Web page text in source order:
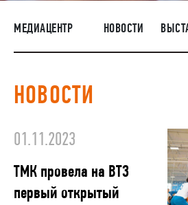
ПОСТАВЩИКАМ
R&D
КОРПОРАТИВНЫЙ УНИВЕРСИТЕТ
КОМПЛАЕНС
МЕДИАЦЕНТР НОВОСТИ
НОВОСТИ
01.11.2023
ТМК провела на ВТЗ
первый открытый